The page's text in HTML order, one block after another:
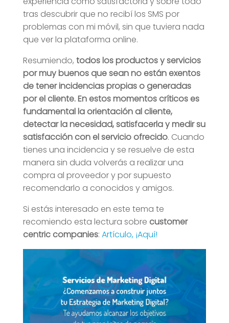
tras descubrir que no recibí los SMS por
problemas con mi móvil, sin que tuviera nada
que ver la plataforma online.
Resumiendo, todos los productos y servicios
por muy buenos que sean no están exentos
de tener incidencias propias o generadas
por el cliente. En estos momentos críticos es
fundamental la orientación al cliente,
detectar la necesidad, satisfacerla y medir su
satisfacción con el servicio ofrecido. Cuando
tienes una incidencia y se resuelve de esta
manera sin duda volverás a realizar una
compra al proveedor y por supuesto
recomendarlo a conocidos y amigos.
Si estás interesado en este tema te
recomiendo esta lectura sobre customer
centric companies: Artículo, ¡Aquí!